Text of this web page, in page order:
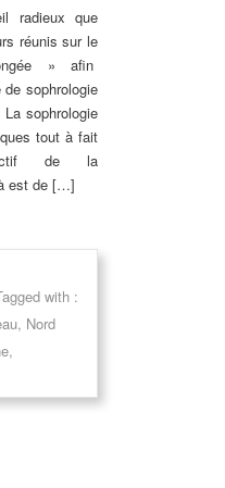
radieux que
réunis sur le
» afin
de sophrologie
sophrologie
tout à fait
de la
est de […]
with :
, Nord
,